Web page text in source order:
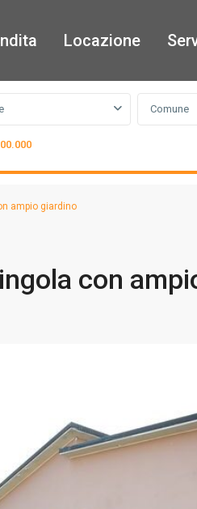
Locazione
Comune
ampio giardino
con